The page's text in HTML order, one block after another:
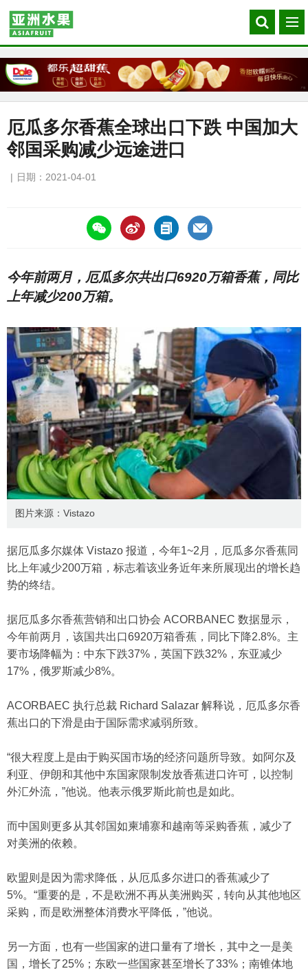
Search
our
菜
单
厄瓜多尔香蕉全球出口下跌 中国加大
邻国采购减少远途进口
日期：2021-04-01
https://asiafruitchina.net/20615.html
今年前两月，厄瓜多尔共出口6920万箱香蕉，同比
上年减少200万箱。
图片来源：Vistazo
据厄瓜多尔媒体 Vistazo 报道，今年1~2月，厄瓜多尔香蕉同
比上年减少200万箱，标志着该业务近年来所展现出的增长趋
势的终结。
据厄瓜多尔香蕉营销和出口协会 ACORBANEC 数据显示，
今年前两月，该国共出口6920万箱香蕉，同比下降2.8%。主
要市场降幅为：中东下跌37%，英国下跌32%，东亚减少
17%，俄罗斯减少8%。
ACORBAEC 执行总裁 Richard Salazar 解释说，厄瓜多尔香
蕉出口的下滑是由于国际需求减弱所致。
“很大程度上是由于购买国市场的经济问题所导致。如阿尔及
利亚、伊朗和其他中东国家限制发放香蕉进口许可，以控制
外汇外流，”他说。他表示俄罗斯此前也是如此。
而中国则更多从其邻国如柬埔寨和越南等采购香蕉，减少了
对美洲的依赖。
欧盟则是因为需求降低，从厄瓜多尔进口的香蕉减少了
5%。“重要的是，不是欧洲不再从美洲购买，转向从其他地区
采购，而是欧洲整体消费水平降低，”他说。
另一方面，也有一些国家的进口量有了增长，其中之一是美
国，增长了25%；东欧一些国家甚至增长了33%；南锥体地